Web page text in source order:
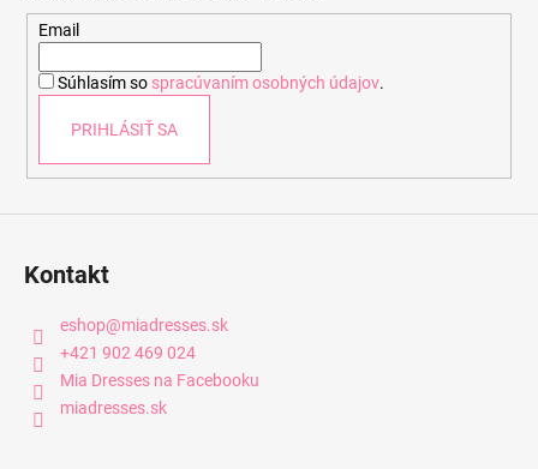
Email
Súhlasím so spracúvaním osobných údajov.
PRIHLÁSIŤ SA
Kontakt
eshop@miadresses.sk
+421 902 469 024
Mia Dresses na Facebooku
miadresses.sk